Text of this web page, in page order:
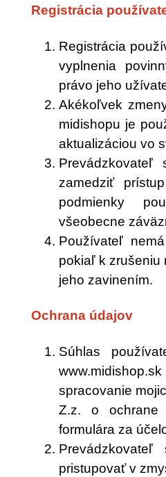
Registrácia
Registrácia
vyplnenia
právo jeho
Akékoľvek
midishopu je
aktualizáciou vo
Prevádzkovateľ
zamedziť
podmienky
všeobecne
Používateľ
pokiaľ k zrušeniu
jeho zavinením.
Ochrana údajov
Súhlas
spracovanie
Z.z. o ochrane
formulára za
pristupovať v